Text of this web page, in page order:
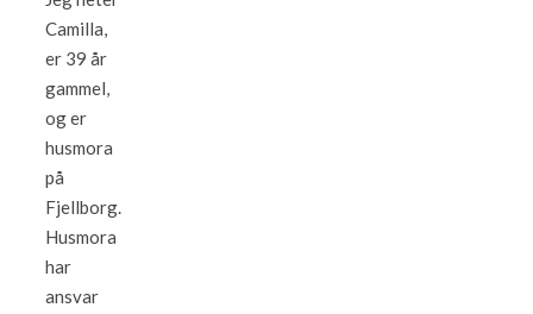
Camilla,
er 39 år
gammel,
og er
husmora
på
Fjellborg.
Husmora
har
ansvar